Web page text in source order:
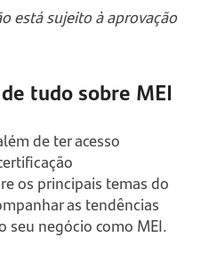
está sujeito à aprovação
tudo sobre MEI
de ter acesso
os principais temas do
as tendências
seu negócio como MEI.